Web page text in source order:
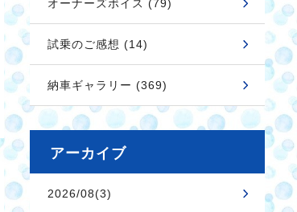
オーナーズボイス (79)
試乗のご感想 (14)
納車ギャラリー (369)
アーカイブ
2026/08(3)